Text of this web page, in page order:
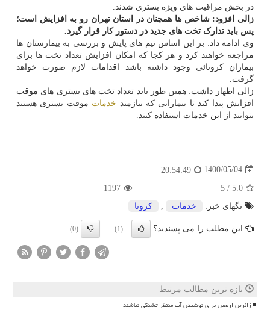
در بخش مراقبت های ویژه بستری شدند.
زالی افزود: شاخص ها همچنان در استان تهران رو به افزایش است؛
پس باید تدارک تخت های جدید در دستور کار قرار گیرد.
وی ادامه داد: بر این اساس تیم های پایش و بررسی به بیمارستان ها
مراجعه خواهند کرد و هر کجا که امکان افزایش تعداد تخت ها برای
بیماران کرونائی وجود داشته باشد اقدامات لازم صورت خواهد
گرفت.
زالی اظهار داشت: همین طور باید تعداد تخت های بستری های موقت
افزایش پیدا کند تا بیمارانی که نیازمند خدمات موقت بستری هستند
بتوانند از این خدمات استفاده کنند.
1400/05/04
20:54:49
5.0
/
5
1197
تگهای خبر:
خدمات كرونا
این مطلب را می پسندید؟ (1)
(0)
تازه ترین مطالب مرتبط
زائرین اربعین برای نوشیدن آب منتظر تشنگی نباشند